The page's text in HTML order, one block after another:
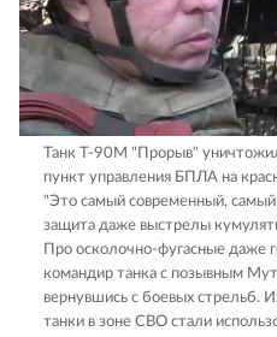
Танк Т-90М "Прорыв"
пункт управления БПЛА на
"Это самый современный,
защита даже выстрелы
Про осколочно-фугасные даже
командир танка с позывным
вернувшись с боевых стрельб.
танки в зоне СВО стали